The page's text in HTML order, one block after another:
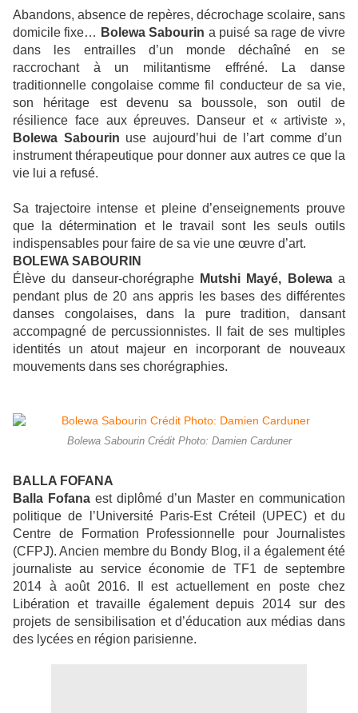
Abandons, absence de repères, décrochage scolaire, sans
domicile fixe… Bolewa Sabourin a puisé sa rage de vivre
dans les entrailles d’un monde déchaîné en se
raccrochant à un militantisme effréné. La danse
traditionnelle congolaise comme fil conducteur de sa vie,
son héritage est devenu sa boussole, son outil de
résilience face aux épreuves. Danseur et « artiviste »,
Bolewa Sabourin use aujourd’hui de l’art comme d’un
instrument thérapeutique pour donner aux autres ce que la
vie lui a refusé.
Sa trajectoire intense et pleine d’enseignements prouve
que la détermination et le travail sont les seuls outils
indispensables pour faire de sa vie une œuvre d’art.
BOLEWA SABOURIN
Élève du danseur-chorégraphe Mutshi Mayé, Bolewa a
pendant plus de 20 ans appris les bases des différentes
danses congolaises, dans la pure tradition, dansant
accompagné de percussionnistes. Il fait de ses multiples
identités un atout majeur en incorporant de nouveaux
mouvements dans ses chorégraphies.
Bolewa Sabourin Crédit Photo: Damien Carduner
BALLA FOFANA
Balla Fofana est diplômé d’un Master en communication
politique de l’Université Paris-Est Créteil (UPEC) et du
Centre de Formation Professionnelle pour Journalistes
(CFPJ). Ancien membre du Bondy Blog, il a également été
journaliste au service économie de TF1 de septembre
2014 à août 2016. Il est actuellement en poste chez
Libération et travaille également depuis 2014 sur des
projets de sensibilisation et d’éducation aux médias dans
des lycées en région parisienne.